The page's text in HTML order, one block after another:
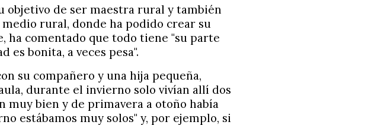
objetivo de ser maestra rural y también
rural, donde ha podido crear su
ha comentado que todo tiene "su parte
es bonita, a veces pesa".
su compañero y una hija pequeña,
durante el invierno solo vivían allí dos
muy bien y de primavera a otoño había
estábamos muy solos" y, por ejemplo, si